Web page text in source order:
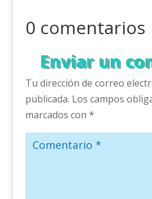
0 comentarios
Enviar un
Tu dirección de correo
publicada. Los campos
marcados con *